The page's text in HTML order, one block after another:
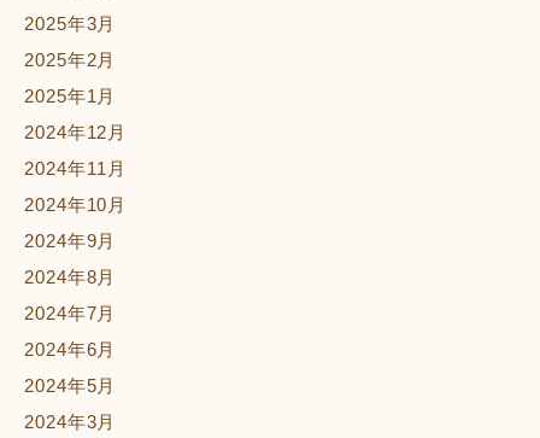
2025年3月
2025年2月
2025年1月
2024年12月
2024年11月
2024年10月
2024年9月
2024年8月
2024年7月
2024年6月
2024年5月
2024年3月